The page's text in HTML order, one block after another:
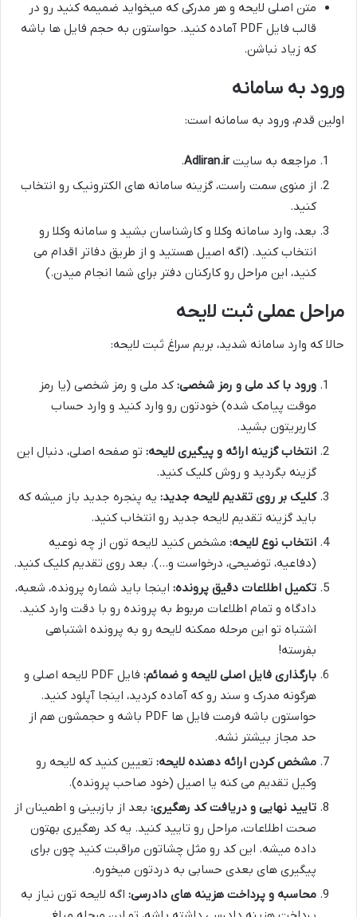
متن اصلی لایحه و هر مدرکی که میخواید ضمیمه کنید رو در
قالب فایل PDF آماده کنید. حواستون به حجم فایل ها باشه
که زیاد نباشن.
ورود به سامانه
اولین قدم، ورود به سامانه است:
مراجعه به سایتAdliran.ir
.
از منوی سمت راست، گزینه سامانه های الکترونیک رو انتخاب
کنید.
بعد، وارد سامانه وکلا و کارشناسان بشید و سامانه وکلا رو
انتخاب کنید. (اگه اصیل هستید و از طریق دفاتر اقدام می
کنید، این مراحل رو کارکنان دفتر برای شما انجام میدن.)
مراحل عملی ثبت لایحه
حالا که وارد سامانه شدید، بریم سراغ ثبت لایحه:
ورود با کد ملی و رمز شخصی: کد ملی و رمز شخصی (یا رمز
موقت پیامک شده) خودتون رو وارد کنید و وارد حساب
کاربریتون بشید.
انتخاب گزینه ارائه و پیگیری لایحه: تو صفحه اصلی، دنبال این
گزینه بگردید و روش کلیک کنید.
کلیک بر روی تقدیم لایحه جدید: یه پنجره جدید باز میشه که
باید گزینه تقدیم لایحه جدید رو انتخاب کنید.
انتخاب نوع لایحه: مشخص کنید لایحه تون از چه نوعیه
(دفاعیه، توضیحی، درخواست و…). بعد روی تقدیم کلیک کنید.
تکمیل اطلاعات دقیق پرونده: اینجا باید شماره پرونده، شعبه،
دادگاه و تمام اطلاعات مربوط به پرونده رو با دقت وارد کنید.
اشتباه تو این مرحله ممکنه لایحه رو به پرونده اشتباهی
بفرسته!
بارگذاری فایل اصلی لایحه و ضمائم:
فایل PDF لایحه اصلی و
هرگونه مدرک و سند رو که آماده کردید، اینجا آپلود کنید.
حواستون باشه فرمت فایل ها PDF باشه و حجمشون هم از
حد مجاز بیشتر نشه.
مشخص کردن ارائه دهنده لایحه: تعیین کنید که لایحه رو
وکیل تقدیم می کنه یا اصیل (خود صاحب پرونده).
تایید نهایی و دریافت کد رهگیری: بعد از بازبینی و اطمینان از
صحت اطلاعات، مراحل رو تایید کنید. یه کد رهگیری بهتون
داده میشه. این کد رو مثل چشاتون مراقبت کنید چون برای
پیگیری های بعدی حسابی به دردتون میخوره.
محاسبه و پرداخت هزینه های دادرسی: اگه لایحه تون نیاز به